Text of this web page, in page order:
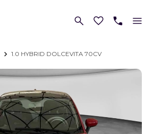
1.0 HYBRID DOLCEVITA 70CV